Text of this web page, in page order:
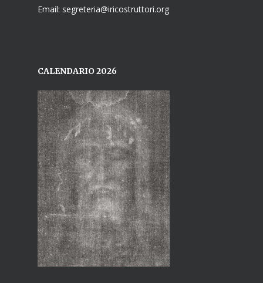
Email: segreteria@iricostruttori.org
CALENDARIO 2026